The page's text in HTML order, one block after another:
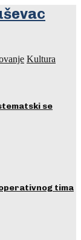
Kultura
se
tima